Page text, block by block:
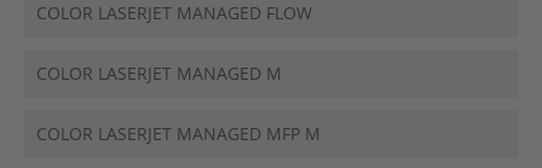
COLOR LASERJET MANAGED FLOW
COLOR LASERJET MANAGED M
COLOR LASERJET MANAGED MFP M